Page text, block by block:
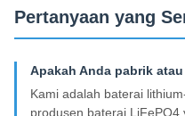
Pertanyaan yang
Apakah Anda pabrik
Kami adalah baterai
produsen baterai